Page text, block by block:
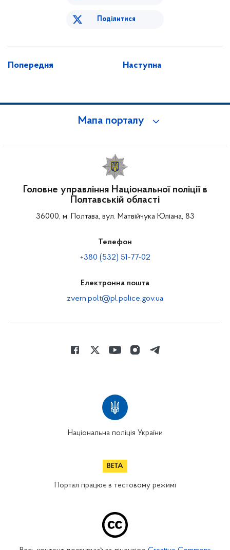
Поділитися
Попередня Наступна
Мапа порталу
Головне управління Національної поліції в
Полтавській області
36000, м. Полтава, вул. Матвійчука Юліана, 83
Телефон
+380 (532) 51-77-02
Електронна пошта
zvern.polt@pl.police.gov.ua
Національна поліція України
Портал працює в тестовому режимі